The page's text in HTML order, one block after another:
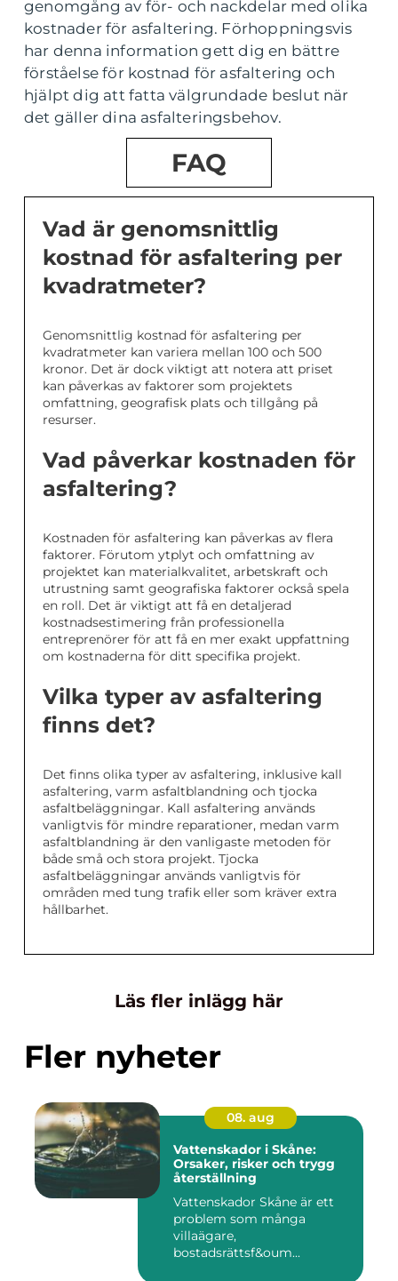
genomgång av för- och nackdelar med olika
kostnader för asfaltering. Förhoppningsvis
har denna information gett dig en bättre
förståelse för kostnad för asfaltering och
hjälpt dig att fatta välgrundade beslut när
det gäller dina asfalteringsbehov.
FAQ
Vad är genomsnittlig
kostnad för asfaltering per
kvadratmeter?
Genomsnittlig kostnad för asfaltering per
kvadratmeter kan variera mellan 100 och 500
kronor. Det är dock viktigt att notera att priset
kan påverkas av faktorer som projektets
omfattning, geografisk plats och tillgång på
resurser.
Vad påverkar kostnaden för
asfaltering?
Kostnaden för asfaltering kan påverkas av flera
faktorer. Förutom ytplyt och omfattning av
projektet kan materialkvalitet, arbetskraft och
utrustning samt geografiska faktorer också spela
en roll. Det är viktigt att få en detaljerad
kostnadsestimering från professionella
entreprenörer för att få en mer exakt uppfattning
om kostnaderna för ditt specifika projekt.
Vilka typer av asfaltering
finns det?
Det finns olika typer av asfaltering, inklusive kall
asfaltering, varm asfaltblandning och tjocka
asfaltbeläggningar. Kall asfaltering används
vanligtvis för mindre reparationer, medan varm
asfaltblandning är den vanligaste metoden för
både små och stora projekt. Tjocka
asfaltbeläggningar används vanligtvis för
områden med tung trafik eller som kräver extra
hållbarhet.
Läs fler inlägg här
Fler nyheter
08. aug
Vattenskador i Skåne:
Orsaker, risker och trygg
återställning
Vattenskador Skåne är ett
problem som många
villaägare,
bostadsrättsf&oum...